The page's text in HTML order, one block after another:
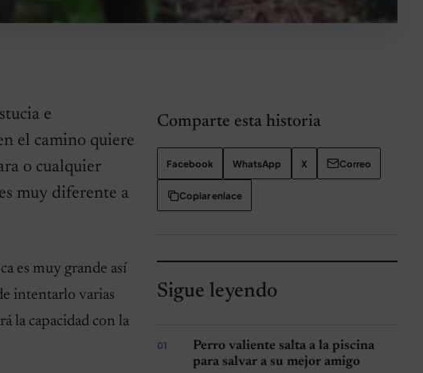
e
el camino quiere
o cualquier
muy diferente a
es muy grande así
intentarlo varias
la capacidad con la
Comparte esta historia
Facebook WhatsApp X Correo
Copiar enlace
Sigue leyendo
Perro valiente salta a la piscina
para salvar a su mejor amigo